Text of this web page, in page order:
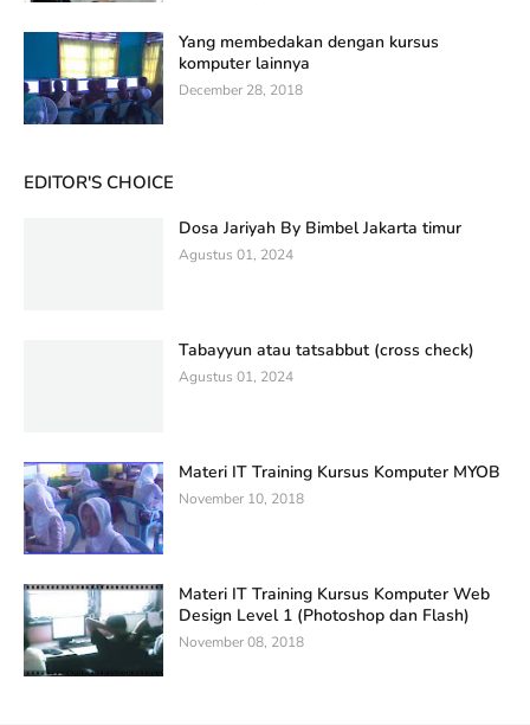
Yang membedakan dengan kursus
komputer lainnya
December 28, 2018
EDITOR'S CHOICE
Dosa Jariyah By Bimbel Jakarta timur
Agustus 01, 2024
Tabayyun atau tatsabbut (cross check)
Agustus 01, 2024
Materi IT Training Kursus Komputer MYOB
November 10, 2018
Materi IT Training Kursus Komputer Web
Design Level 1 (Photoshop dan Flash)
November 08, 2018